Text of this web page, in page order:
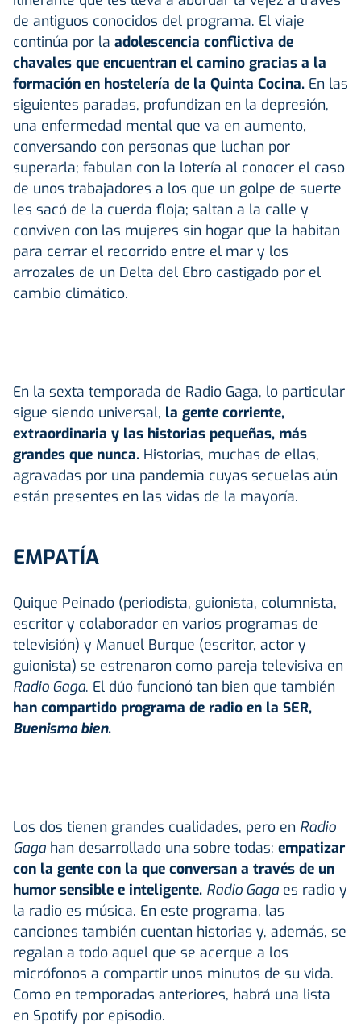
de antiguos conocidos del programa. El viaje
continúa por la adolescencia conflictiva de
chavales que encuentran el camino gracias a la
formación en hostelería de la Quinta Cocina. En las
siguientes paradas, profundizan en la depresión,
una enfermedad mental que va en aumento,
conversando con personas que luchan por
superarla; fabulan con la lotería al conocer el caso
de unos trabajadores a los que un golpe de suerte
les sacó de la cuerda floja; saltan a la calle y
conviven con las mujeres sin hogar que la habitan
para cerrar el recorrido entre el mar y los
arrozales de un Delta del Ebro castigado por el
cambio climático.
En la sexta temporada de Radio Gaga, lo particular
sigue siendo universal, la gente corriente,
extraordinaria y las historias pequeñas, más
grandes que nunca. Historias, muchas de ellas,
agravadas por una pandemia cuyas secuelas aún
están presentes en las vidas de la mayoría.
EMPATÍA
Quique Peinado (periodista, guionista, columnista,
escritor y colaborador en varios programas de
televisión) y Manuel Burque (escritor, actor y
guionista) se estrenaron como pareja televisiva en
Radio Gaga. El dúo funcionó tan bien que también
han compartido programa de radio en la SER,
Buenismo bien.
Los dos tienen grandes cualidades, pero en Radio
Gaga han desarrollado una sobre todas: empatizar
con la gente con la que conversan a través de un
humor sensible e inteligente. Radio Gaga es radio y
la radio es música. En este programa, las
canciones también cuentan historias y, además, se
regalan a todo aquel que se acerque a los
micrófonos a compartir unos minutos de su vida.
Como en temporadas anteriores, habrá una lista
en Spotify por episodio.